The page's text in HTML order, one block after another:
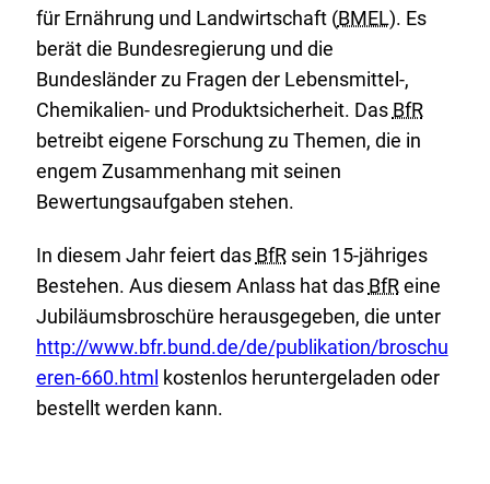
für Ernährung und Landwirtschaft (BMEL). Es
berät die Bundesregierung und die
Bundesländer zu Fragen der Lebensmittel-,
Chemikalien- und Produktsicherheit. Das BfR
betreibt eigene Forschung zu Themen, die in
engem Zusammenhang mit seinen
Bewertungsaufgaben stehen.
In diesem Jahr feiert das BfRsein 15-jähriges
Bestehen. Aus diesem Anlass hat das BfReine
Jubiläumsbroschüre herausgegeben, die unterE
x
t
http://www.bfr.bund.de/de/publikation/broschu
eren-660.html kostenlos heruntergeladen oder
bestellt werden kann.